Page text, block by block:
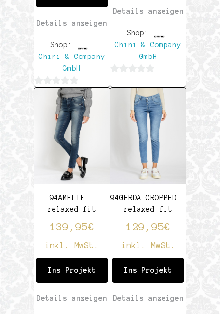
Details anzeigen
Shop:
Chini & Company
GmbH
0
Details anzeigen
Shop:
Chini & Company
GmbH
94AMELIE –
relaxed fit
139,95€
inkl. MwSt.
Ins Projekt
Details anzeigen
94GERDA CROPPED –
relaxed fit
129,95€
inkl. MwSt.
Ins Projekt
Details anzeigen